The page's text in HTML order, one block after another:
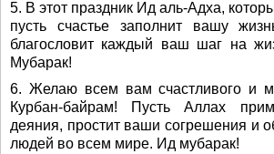
5. В этот праздник Ид аль-Адха,
пусть счастье заполнит вашу
благословит каждый ваш шаг на
Мубарак!
6. Желаю всем вам счастливого и
Курбан-байрам! Пусть Аллах
деяния, простит ваши согрешения и
людей во всем мире. Ид мубарак!